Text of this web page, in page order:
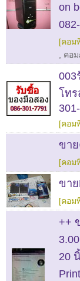
on
[คอม
คอ
โทร
[คอม
ขา
[คอม
ขาย
[คอม
++
20